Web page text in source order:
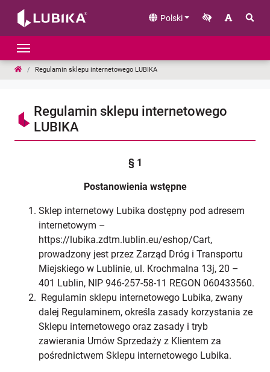
Przejdź do treści
Polski
LUBIKARegulamin sklepu internetowego LUBIKA
Regulamin sklepu internetowego
LUBIKA
§ 1
Postanowienia wstępne
Sklep internetowy Lubika dostępny pod adresem
internetowym –
https://lubika.zdtm.lublin.eu/eshop/Cart,
prowadzony jest przez Zarząd Dróg i Transportu
Miejskiego w Lublinie, ul. Krochmalna 13j, 20 –
401 Lublin, NIP 946-257-58-11 REGON 060433560.
Regulamin sklepu internetowego Lubika, zwany
dalej Regulaminem, określa zasady korzystania ze
Sklepu internetowego oraz zasady i tryb
zawierania Umów Sprzedaży z Klientem za
pośrednictwem Sklepu internetowego Lubika.